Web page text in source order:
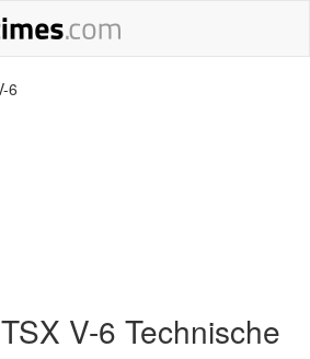
TSX V-6 Technische